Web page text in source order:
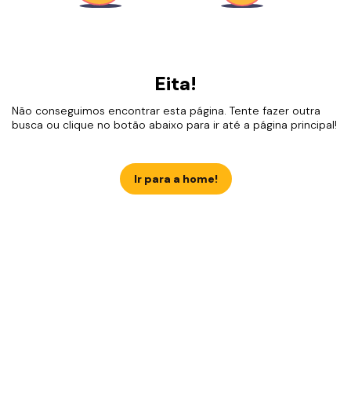
Eita!
Não conseguimos encontrar esta página. Tente fazer outra
busca ou clique no botão abaixo para ir até a página principal!
Ir para a home!